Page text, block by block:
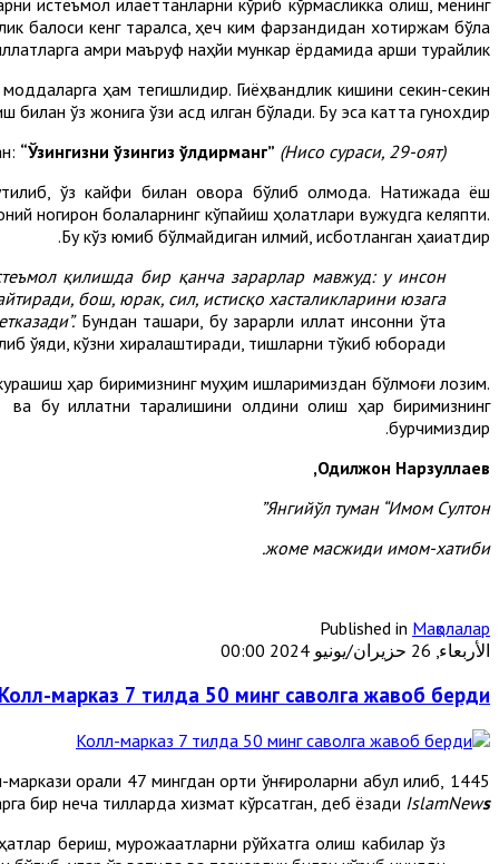
балоси кенг тарқалса, ҳеч ким фарзандидан хотиржам бўла
амри маъруф наҳйи мункар ёрдамида қарши турайлик.
ҳам тегишлидир. Гиёҳвандлик кишини секин-секин
ўз жонига ўзи қасд қилган бўлади. Бу эса катта гунохдир.
“Ўзингизни ўзингиз ўлдирманг” (Нисо сураси, 29-оят).
ўз кайфи билан овора бўлиб қолмоқда. Натижада ёш
ногирон болаларнинг кўпайиш ҳолатлари вужудга келяпти.
Бу кўз юмиб бўлмайдиган илмий, исботланган ҳақиқатдир.
қилишда бир қанча зарарлар мавжуд: у инсон
бош, юрак, сил, истисқо хасталикларини юзага
Бундан ташқари, бу зарарли иллат инсонни ўта
қўяди, кўзни хиралаштиради, тишларни тўкиб юборади.
ҳар биримизнинг муҳим ишларимиздан бўлмоғи лозим.
бу иллатни тарқалишини олдини олиш ҳар биримизнинг
бурчимиздир.
Одилжон Нарзуллаев,
Янгийўл туман “Имом Султон”
жоме масжиди имом-хатиби.
Published in Мақолалар
الأربعاء, 26 حزيران/يونيو 2024 00:00
марказ 7 тилда 50 минг саволга жавоб берди
орқали 47 мингдан ортиқ қўнғироқларни қабул қилиб,
бир неча тилларда хизмат кўрсатган, деб ёзади IslamNews
бериш, мурожаатларни рўйхатга олиш кабилар ўз